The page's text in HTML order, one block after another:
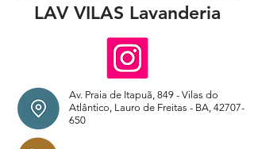
LAV VILAS Lavanderia
Av. Praia de Itapuã, 849 - Vilas do
Atlântico, Lauro de Freitas - BA, 42707-
650